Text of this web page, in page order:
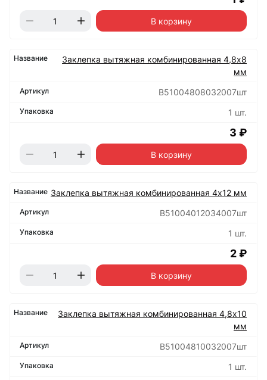
В корзину
Заклепка вытяжная комбинированная 4,8х8
мм
B51004808032007шт
1 шт.
3 ₽
В корзину
Заклепка вытяжная комбинированная 4х12 мм
B51004012034007шт
1 шт.
2 ₽
В корзину
Заклепка вытяжная комбинированная 4,8х10
мм
B51004810032007шт
1 шт.